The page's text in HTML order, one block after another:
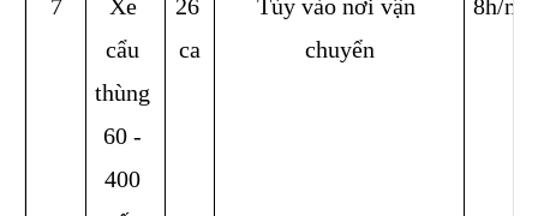
7
Xe
cẩu
thùng
60 -
400
26
ca
Tùy vào nơi vận
chuyển
8h/